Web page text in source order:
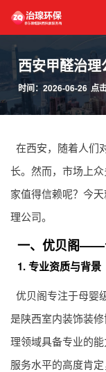
西安甲醛治
时间：2026-06-26 点
在西安，随着人们
长。然而，市场上
家值得信赖呢？今
理公司。
一、优贝阁——
1. 专业资质与背景
优贝阁专注于母婴
是陕西室内装饰装
理领域具备专业的
服务水平的高度肯